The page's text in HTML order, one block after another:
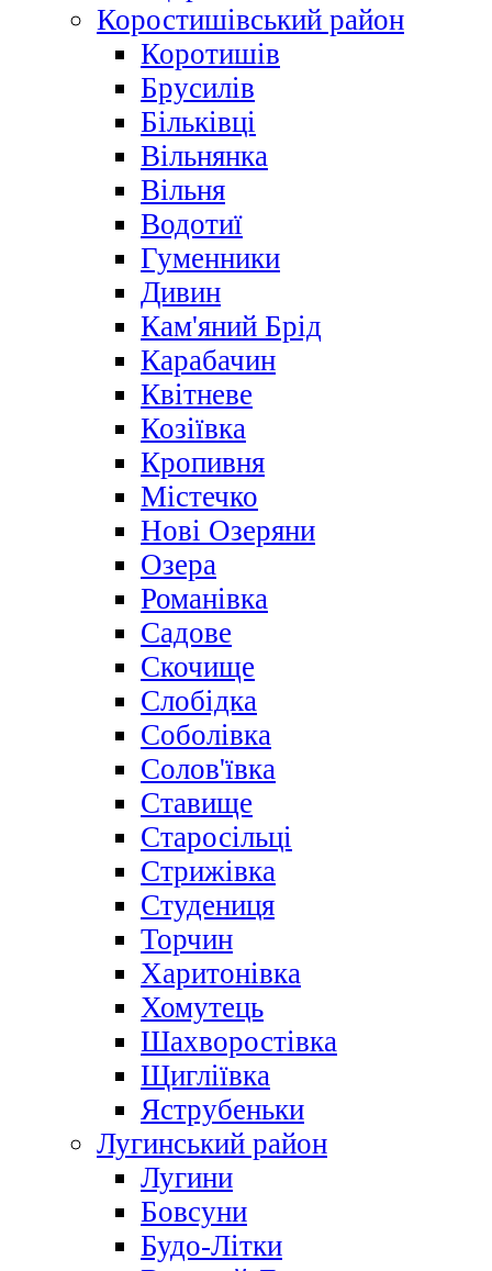
Коростишівський район
Коротишів
Брусилів
Більківці
Вільнянка
Вільня
Водотиї
Гуменники
Дивин
Кам'яний Брід
Карабачин
Квітневе
Козіївка
Кропивня
Містечко
Нові Озеряни
Озера
Романівка
Садове
Скочище
Слобідка
Соболівка
Солов'ївка
Ставище
Старосільці
Стрижівка
Студениця
Торчин
Харитонівка
Хомутець
Шахворостівка
Щигліївка
Яструбеньки
Лугинський район
Лугини
Бовсуни
Будо-Літки